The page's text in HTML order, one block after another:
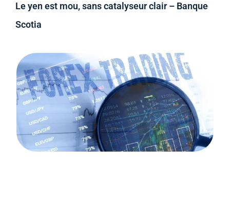
Le yen est mou, sans catalyseur clair – Banque
Scotia